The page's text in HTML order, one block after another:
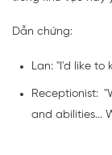
Dẫn chứng:
Lan: "I'd like to
Receptionist:
and abilities...